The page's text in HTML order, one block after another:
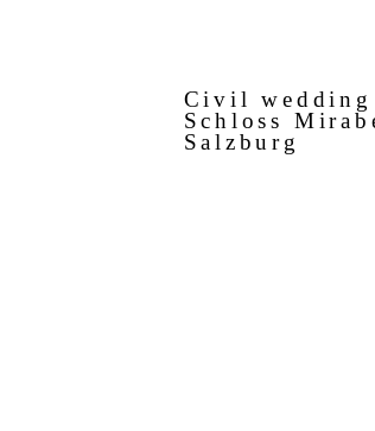
Civil wedding
Schloss
Salzburg